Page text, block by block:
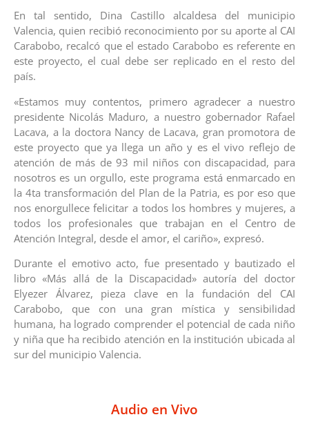
En tal sentido, Dina Castillo alcaldesa del municipio
Valencia, quien recibió reconocimiento por su aporte al CAI
Carabobo, recalcó que el estado Carabobo es referente en
este proyecto, el cual debe ser replicado en el resto del
país.
«Estamos muy contentos, primero agradecer a nuestro
presidente Nicolás Maduro, a nuestro gobernador Rafael
Lacava, a la doctora Nancy de Lacava, gran promotora de
este proyecto que ya llega un año y es el vivo reflejo de
atención de más de 93 mil niños con discapacidad, para
nosotros es un orgullo, este programa está enmarcado en
la 4ta transformación del Plan de la Patria, es por eso que
nos enorgullece felicitar a todos los hombres y mujeres, a
todos los profesionales que trabajan en el Centro de
Atención Integral, desde el amor, el cariño», expresó.
Durante el emotivo acto, fue presentado y bautizado el
libro «Más allá de la Discapacidad» autoría del doctor
Elyezer Álvarez, pieza clave en la fundación del CAI
Carabobo, que con una gran mística y sensibilidad
humana, ha logrado comprender el potencial de cada niño
y niña que ha recibido atención en la institución ubicada al
sur del municipio Valencia.
Audio en Vivo